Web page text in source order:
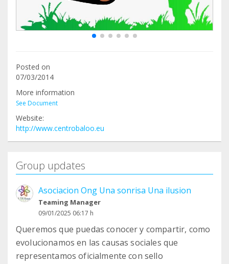
Posted on
07/03/2014
More information
See Document
Website:
http://www.centrobaloo.eu
Group updates
Asociacion Ong Una sonrisa Una ilusion
Teaming Manager
09/01/2025 06:17 h
Queremos que puedas conocer y compartir, como
evolucionamos en las causas sociales que
representamos oficialmente con sello